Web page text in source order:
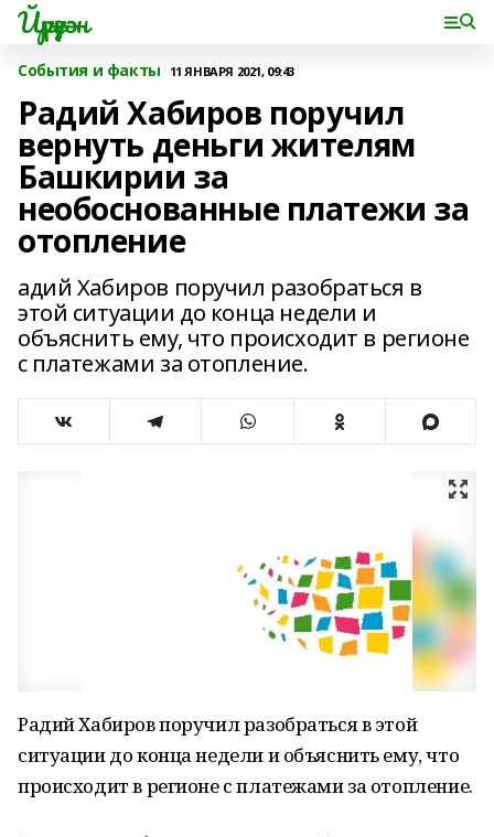
Йүрүҙән
События и факты 11 ЯНВАРЯ 2021, 09:43
Радий Хабиров поручил
вернуть деньги жителям
Башкирии за
необоснованные платежи за
отопление
адий Хабиров поручил разобраться в
этой ситуации до конца недели и
объяснить ему, что происходит в регионе
с платежами за отопление.
Радий Хабиров поручил разобраться в этой
ситуации до конца недели и объяснить ему, что
происходит в регионе с платежами за отопление.